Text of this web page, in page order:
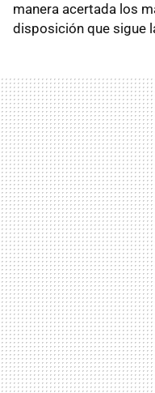
manera acertada los
disposición que sigue